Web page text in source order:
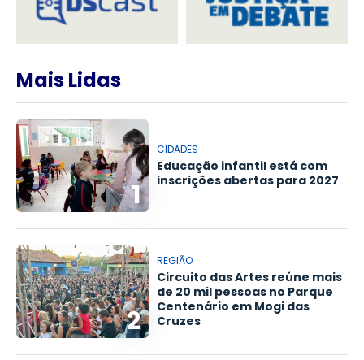
Mais Lidas
1
CIDADES
Educação infantil está com
inscrições abertas para 2027
2
REGIÃO
Circuito das Artes reúne mais
de 20 mil pessoas no Parque
Centenário em Mogi das
Cruzes